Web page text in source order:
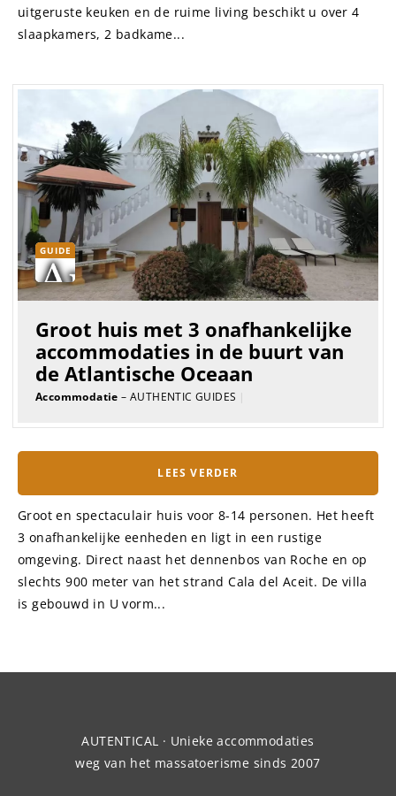
uitgeruste keuken en de ruime living beschikt u over 4
slaapkamers, 2 badkame...
GUIDE
Groot huis met 3 onafhankelijke
accommodaties in de buurt van
de Atlantische Oceaan
Accommodatie – AUTHENTIC GUIDES |
LEES VERDER
Groot en spectaculair huis voor 8-14 personen. Het heeft
3 onafhankelijke eenheden en ligt in een rustige
omgeving. Direct naast het dennenbos van Roche en op
slechts 900 meter van het strand Cala del Aceit. De villa
is gebouwd in U vorm...
AUTENTICAL · Unieke accommodaties
weg van het massatoerisme sinds 2007